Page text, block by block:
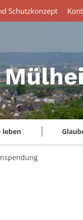
leben
Schutzkonzept